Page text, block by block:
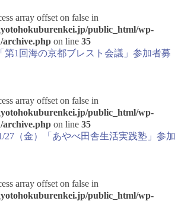
array offset on false in
public_html/wp-
archive.php on line 35
第1回海の京都ブレスト会議」参加者募
array offset on false in
public_html/wp-
archive.php on line 35
27（金）「あやべ田舎生活実践塾」参加
array offset on false in
public_html/wp-